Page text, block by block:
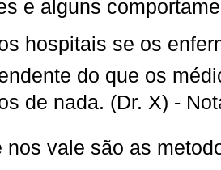
e alguns
hospitais se os
do que os
de nada. (Dr. X) -
nos vale são as